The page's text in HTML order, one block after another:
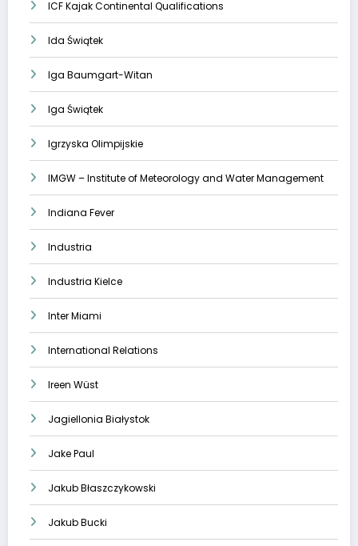
ICF Kajak Continental Qualifications
Ida Świątek
Iga Baumgart-Witan
Iga Świątek
Igrzyska Olimpijskie
IMGW – Institute of Meteorology and Water Management
Indiana Fever
Industria
Industria Kielce
Inter Miami
International Relations
Ireen Wüst
Jagiellonia Białystok
Jake Paul
Jakub Błaszczykowski
Jakub Bucki